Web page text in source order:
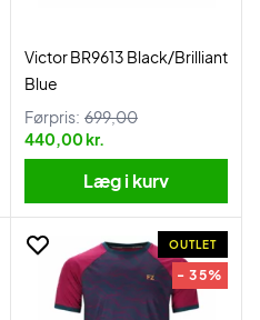
Victor BR9613 Black/Brilliant
Blue
Førpris: 699,00
440,00 kr.
Læg i kurv
OUTLET
- 35%